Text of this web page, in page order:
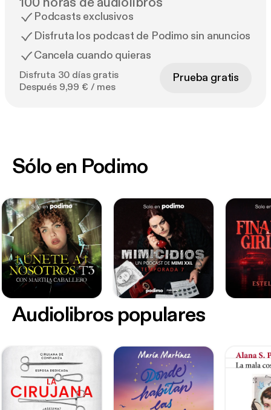
Podcasts exclusivos
Disfruta los podcast de Podimo sin anuncios
Cancela cuando quieras
Disfruta 30 días gratis
Después 9,99 € / mes
Prueba gratis
Sólo en Podimo
Audiolibros populares